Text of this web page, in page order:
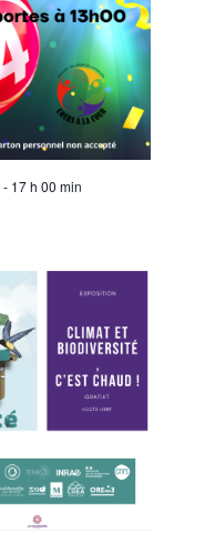
- 17 h 00 min